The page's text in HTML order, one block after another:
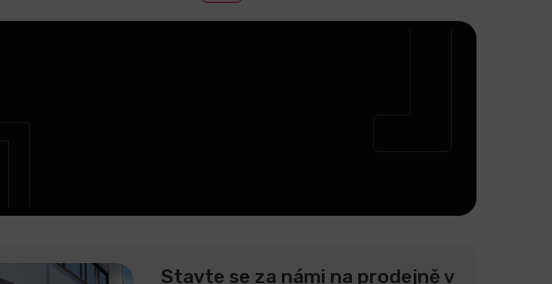
Stavte se za námi na prodejně v